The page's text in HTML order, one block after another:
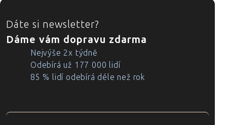
ZÁPATÍ
Dáte si newsletter?
Dáme vám dopravu zdarma
Nejvýše 2x týdně
Odebírá už 177 000 lidí
85 % lidí odebírá déle než rok